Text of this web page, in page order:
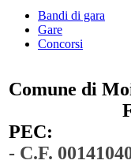
Bandi di gara
Gare
Concorsi
Comune di
PEC:
- C.F.